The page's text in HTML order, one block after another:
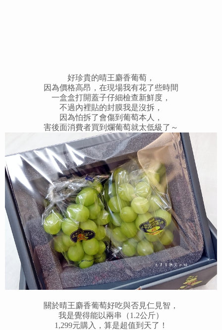
好珍貴的晴王麝香葡萄，
因為價格高昂，在現場我有花了些時間
一盒盒打開蓋子仔細檢查新鮮度，
不過內裡貼的封膜我是沒拆，
因為怕拆了會傷到葡萄本人，
害後面消費者買到爛葡萄就太低級了～
關於晴王麝香葡萄好吃與否見仁見智，
我是覺得能以兩串（1.2公斤）
1,299元購入， 算是超值到天了！